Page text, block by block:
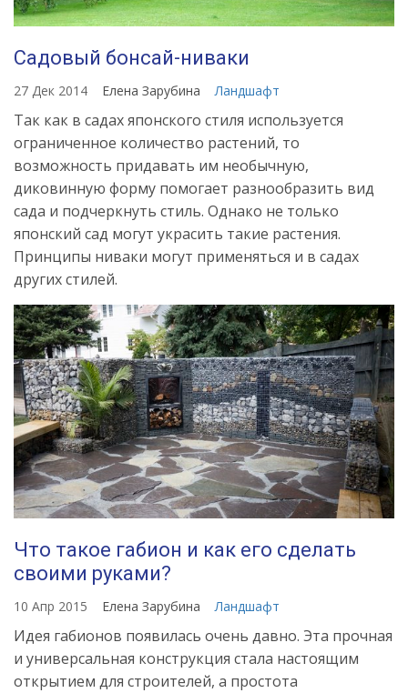
Садовый бонсай-ниваки
27 Дек 2014 Елена Зарубина Ландшафт
Так как в садах японского стиля используется
ограниченное количество растений, то
возможность придавать им необычную,
диковинную форму помогает разнообразить вид
сада и подчеркнуть стиль. Однако не только
японский сад могут украсить такие растения.
Принципы ниваки могут применяться и в садах
других стилей.
Что такое габион и как его сделать
своими руками?
10 Апр 2015 Елена Зарубина Ландшафт
Идея габионов появилась очень давно. Эта прочная
и универсальная конструкция стала настоящим
открытием для строителей, а простота